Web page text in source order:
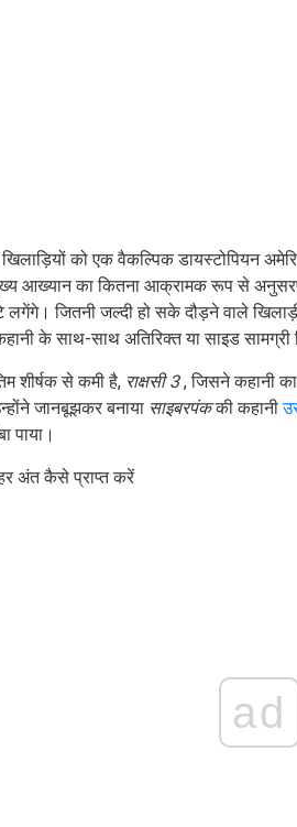
को एक वैकल्पिक डायस्टोपियन
मुख्य आख्यान का कितना आक्रामक रूप से
जितनी जल्दी हो सके दौड़ने वाले
के साथ-साथ अतिरिक्त या साइड सामग्री
शीर्षक से कमी है, राक्षसी 3, जिसने कहानी
जानबूझकर बनाया साइबरपंककी कहानी
पाया।
अंत कैसे प्राप्त करें
ad